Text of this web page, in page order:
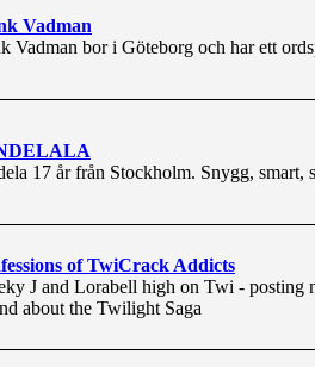
Vadman
Vadman bor i Göteborg och har ett
17 år från Stockholm. Snygg, smart,
of TwiCrack Addicts
J and Lorabell high on Twi - posting
about the Twilight Saga